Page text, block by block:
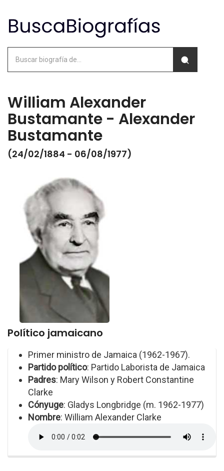
William Alexander
Bustamante - Alexander
Bustamante
(24/02/1884 - 06/08/1977)
Político jamaicano
Primer ministro de Jamaica (1962-1967).
Partido político: Partido Laborista de Jamaica
Padres: Mary Wilson y Robert Constantine
Clarke
Cónyuge: Gladys Longbridge (m. 1962-1977)
Nombre: William Alexander Clarke